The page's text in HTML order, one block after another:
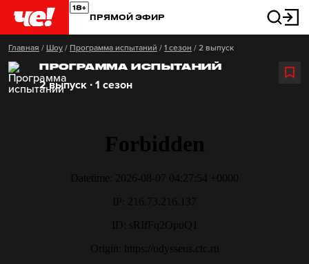
ПРЯМОЙ ЭФИР
Главная / Шоу / Программа испытаний / 1 сезон / 2 выпуск
ПРОГРАММА ИСПЫТАНИЙ
2 выпуск ∙ 1 сезон